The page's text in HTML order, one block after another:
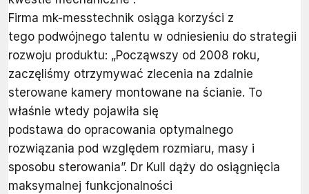
Firma mk-messtechnik osiąga korzyści z
tego podwójnego talentu w odniesieniu do strategii
rozwoju produktu: „Począwszy od 2008 roku,
zaczęliśmy otrzymywać zlecenia na zdalnie
sterowane kamery montowane na ścianie. To
właśnie wtedy pojawiła się
podstawa do opracowania optymalnego
rozwiązania pod względem rozmiaru, masy i
sposobu sterowania”. Dr Kull dąży do osiągnięcia
maksymalnej funkcjonalności